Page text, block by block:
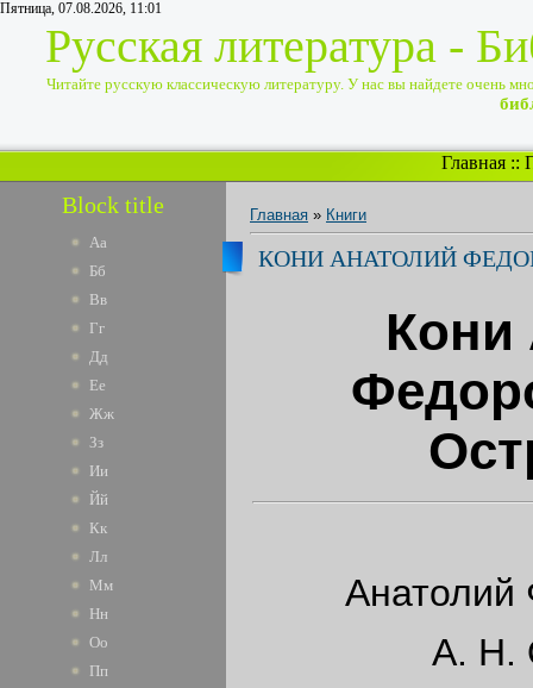
Пятница, 07.08.2026, 11:01
Русская литература -
Читайте русскую классическую литературу. У нас вы найдете очень
Главная ::
Block title
Аа
Бб
Вв
Гг
Дд
Ее
Жж
Зз
Ии
Йй
Кк
Лл
Мм
Нн
Оо
Пп
Главная » Книги
КОНИ АНАТОЛИЙ
Кони
Анатолий
A. H.